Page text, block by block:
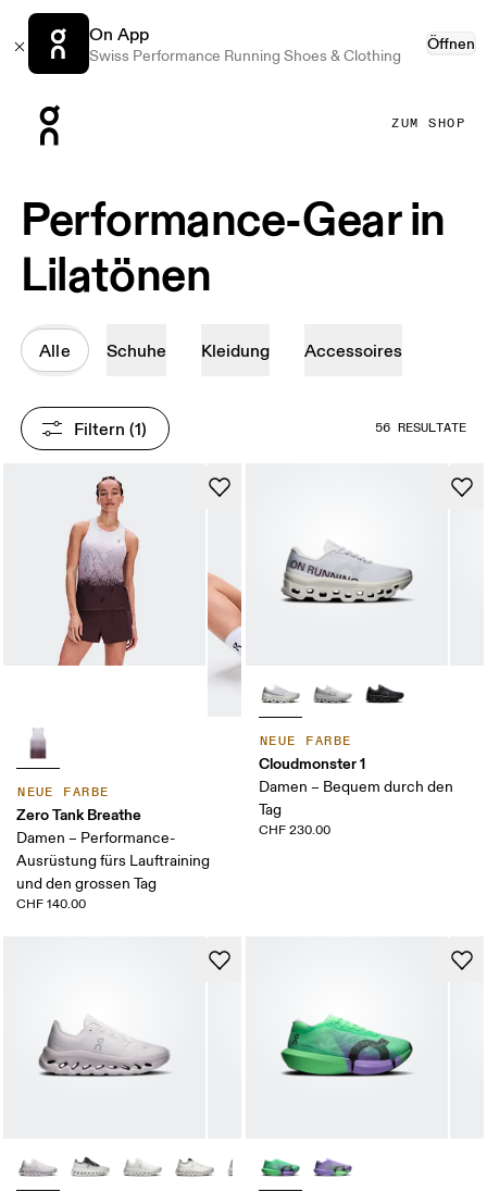
On App
Swiss Performance Running Shoes & Clothing
Öffnen
ZUM SHOP
Performance-Gear in
Lilatönen
Alle Schuhe Kleidung Accessoires
Filtern (1) 56 RESULTATE
NEUE FARBE
Zero Tank Breathe
Damen – Performance-
Ausrüstung fürs Lauftraining
und den grossen Tag
CHF 140.00
NEUE FARBE
Cloudmonster 1
Damen – Bequem durch den
Tag
CHF 230.00